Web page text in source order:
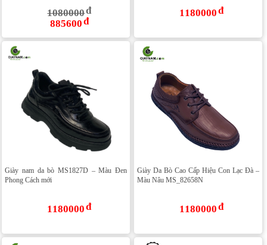
1080000
885600
1180000
Giày nam da bò MS1827D – Màu Đen
Phong Cách mới
1180000
Giày Da Bò Cao Cấp Hiệu Con Lạc Đà –
Màu Nâu MS_82658N
1180000